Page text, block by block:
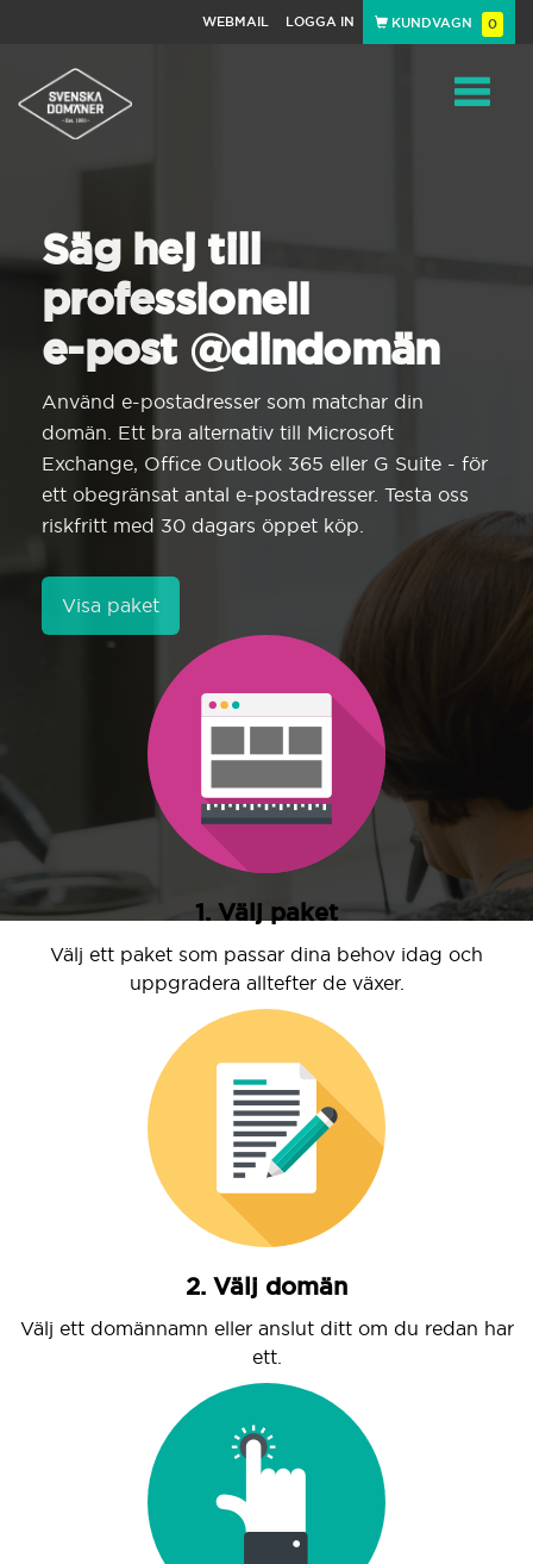
WEBMAIL LOGGA IN KUNDVAGN 0
Säg hej till
professionell
e-post @dindomän
Använd e-postadresser som matchar din
domän. Ett bra alternativ till Microsoft
Exchange, Office Outlook 365 eller G Suite - för
ett obegränsat antal e-postadresser. Testa oss
riskfritt med 30 dagars öppet köp.
Visa paket
1. Välj paket
Välj ett paket som passar dina behov idag och
uppgradera alltefter de växer.
2. Välj domän
Välj ett domännamn eller anslut ditt om du redan har
ett.